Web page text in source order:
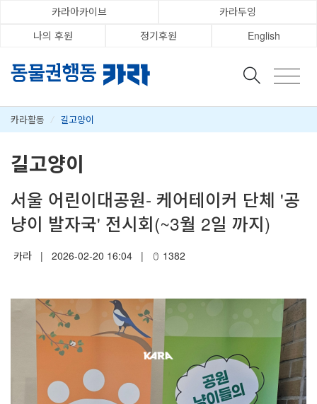
카라아카이브
카라두잉
나의 후원
정기후원 English
카라활동 / 길고양이
길고양이
서울 어린이대공원- 케어테이커 단체 '공
냥이 발자국' 전시회(~3월 2일 까지)
카라 | 2026-02-20 16:04 | 1382